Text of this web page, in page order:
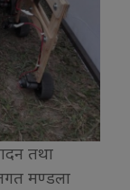
तथा
मण्डला